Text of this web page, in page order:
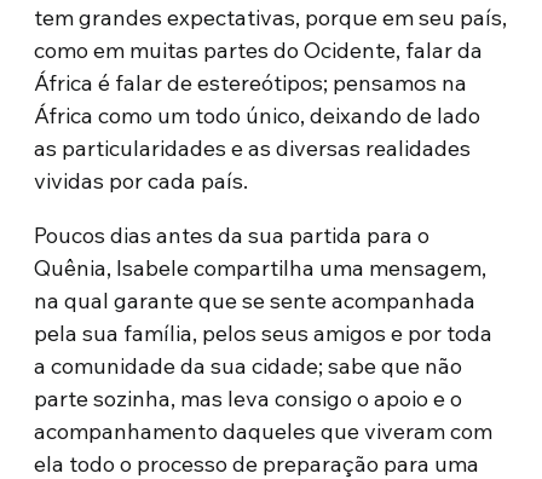
tem grandes expectativas, porque em seu país,
como em muitas partes do Ocidente, falar da
África é falar de estereótipos; pensamos na
África como um todo único, deixando de lado
as particularidades e as diversas realidades
vividas por cada país.
Poucos dias antes da sua partida para o
Quênia, Isabele compartilha uma mensagem,
na qual garante que se sente acompanhada
pela sua família, pelos seus amigos e por toda
a comunidade da sua cidade; sabe que não
parte sozinha, mas leva consigo o apoio e o
acompanhamento daqueles que viveram com
ela todo o processo de preparação para uma